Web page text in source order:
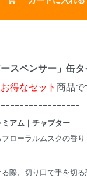
スペンサー」缶
お得なセット商品で
ｰｰｰｰｰｰｰｰｰｰｰｰｰｰｰｰ
アム｜チャプター
ローラルムスクの香り
ｰｰｰｰｰｰｰｰｰｰｰｰｰｰｰｰ
際、切り口で手を切る